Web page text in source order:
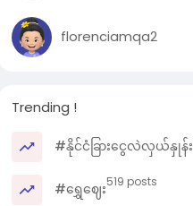
florenciamqa2
Trending !
#နိုင်ငံခြားငွေလဲလှယ်နှုန်း
#ရွှေဈေး519 posts